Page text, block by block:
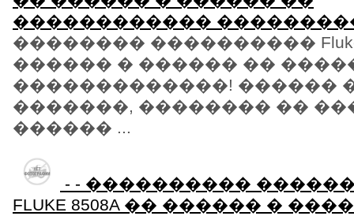
������������
�������� ���������� Fluke
������ � ������ ��
�������������! ������
�������, �������� ��
������ ...
- - ����������
FLUKE 8508A �� ������ �